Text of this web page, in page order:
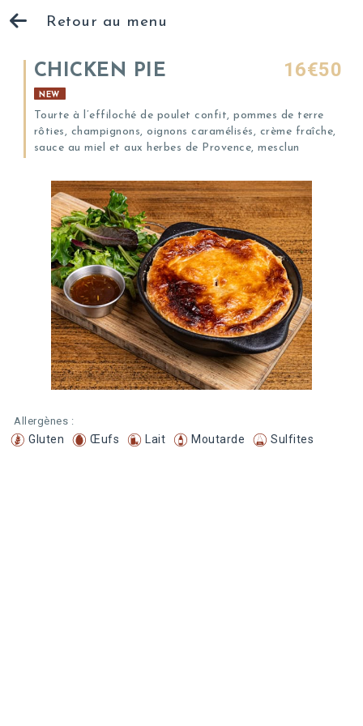
Retour au menu
CHICKEN PIE 16€50
NEW
Tourte à l’effiloché de poulet confit, pommes de terre
rôties, champignons, oignons caramélisés, crème fraîche,
sauce au miel et aux herbes de Provence, mesclun
Allergènes :
Gluten Œufs Lait Moutarde Sulfites